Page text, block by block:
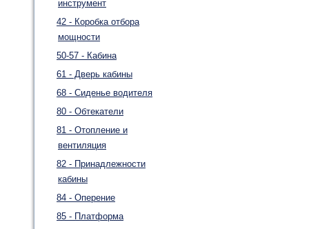
инструмент
42 - Коробка отбора
мощности
50-57 - Кабина
61 - Дверь кабины
68 - Сиденье водителя
80 - Обтекатели
81 - Отопление и
вентиляция
82 - Принадлежности
кабины
84 - Оперение
85 - Платформа